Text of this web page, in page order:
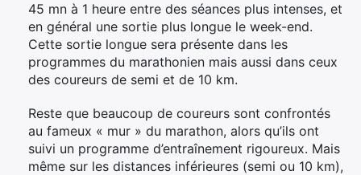
45 mn à 1 heure entre des séances plus intenses, et
en général une sortie plus longue le week-end.
Cette sortie longue sera présente dans les
programmes du marathonien mais aussi dans ceux
des coureurs de semi et de 10 km.
Reste que beaucoup de coureurs sont confrontés
au fameux « mur » du marathon, alors qu’ils ont
suivi un programme d’entraînement rigoureux. Mais
même sur les distances inférieures (semi ou 10 km),